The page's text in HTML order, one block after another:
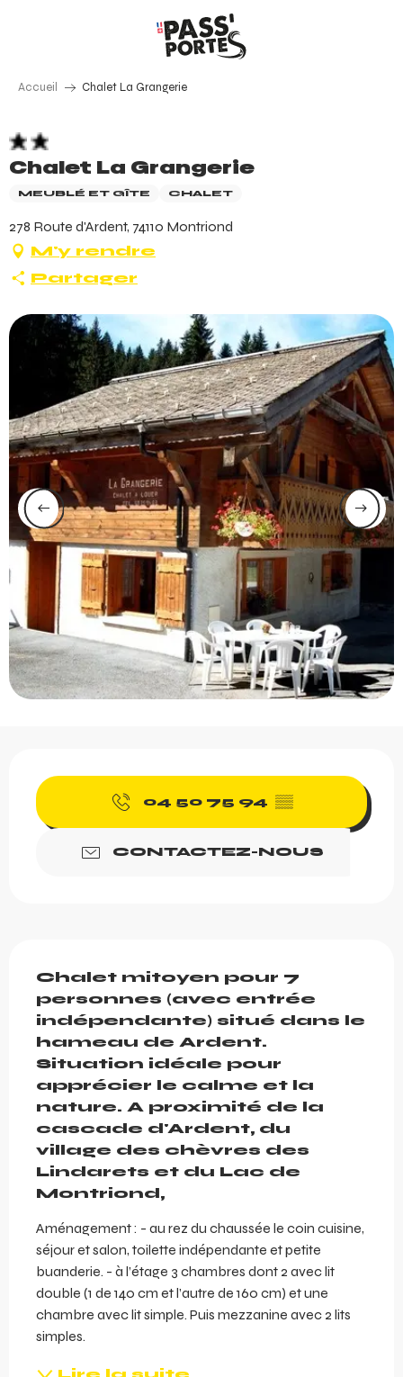
Accueil Chalet La Grangerie
Chalet La Grangerie
MEUBLÉ ET GÎTE CHALET
278 Route d'Ardent, 74110 Montriond
M'y rendre
Partager
04 50 75 94 ▒▒
CONTACTEZ-NOUS
Chalet mitoyen pour 7
personnes (avec entrée
indépendante) situé dans le
hameau de Ardent.
Situation idéale pour
apprécier le calme et la
nature. A proximité de la
cascade d'Ardent, du
village des chèvres des
Lindarets et du Lac de
Montriond,
Aménagement : - au rez du chaussée le coin cuisine,
séjour et salon, toilette indépendante et petite
buanderie. - à l’étage 3 chambres dont 2 avec lit
double (1 de 140 cm et l’autre de 160 cm) et une
chambre avec lit simple. Puis mezzanine avec 2 lits
simples.